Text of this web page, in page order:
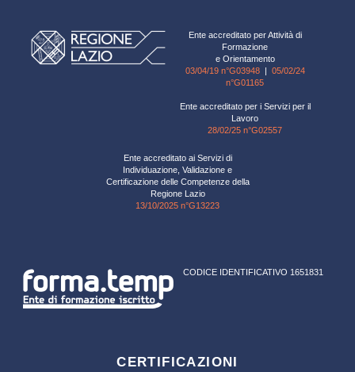
Ente accreditato per Attività di
Formazione
e Orientamento
03/04/19 n°G03948| 05/02/24
n°G01165
Ente accreditato per i Servizi per il
Lavoro
28/02/25 n°G02557
Ente accreditato ai Servizi di
Individuazione, Validazione e
Certificazione delle Competenze della
Regione Lazio
13/10/2025 n°G13223
CODICE IDENTIFICATIVO 1651831
CERTIFICAZIONI